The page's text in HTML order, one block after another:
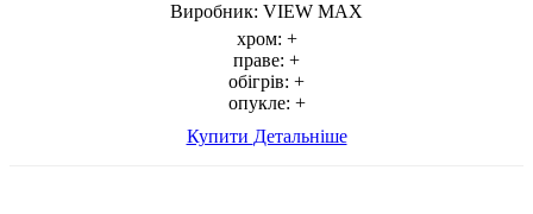
Виробник: VIEW MAX
хром: +
праве: +
обігрів: +
опукле: +
Купити Детальніше